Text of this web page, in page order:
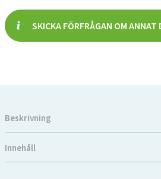
SKICKA FÖRFRÅGAN OM ANNAT
Beskrivning
Innehåll